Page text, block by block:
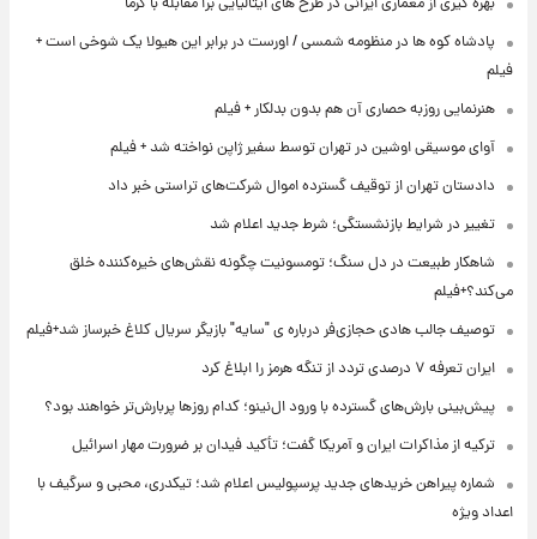
پادشاه کوه ها در منظومه شمسی / اورست در برابر این هیولا یک شوخی است +
فیلم
هنرنمایی روزبه حصاری آن هم بدون بدلکار + فیلم
آوای موسیقی اوشین در تهران توسط سفیر ژاپن نواخته شد + فیلم
دادستان تهران از توقیف گسترده اموال شرکت‌های تراستی خبر داد
تغییر در شرایط بازنشستگی؛ شرط جدید اعلام شد
شاهکار طبیعت در دل سنگ؛ تومسونیت چگونه نقش‌های خیره‌کننده خلق
می‌کند؟+فیلم
توصیف جالب هادی حجازی‌فر درباره ی "سایه" بازیگر سریال کلاغ خبرساز شد+فیلم
ایران تعرفه ۷ درصدی تردد از تنگه هرمز را ابلاغ کرد
پیش‌بینی بارش‌های گسترده با ورود ال‌نینو؛ کدام روزها پربارش‌تر خواهند بود؟
ترکیه از مذاکرات ایران و آمریکا گفت؛ تأکید فیدان بر ضرورت مهار اسرائیل
شماره پیراهن خریدهای جدید پرسپولیس اعلام شد؛ تیکدری، محبی و سرگیف با
اعداد ویژه